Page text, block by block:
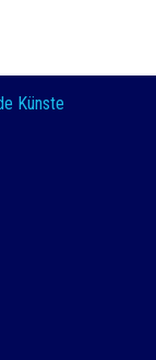
Künste